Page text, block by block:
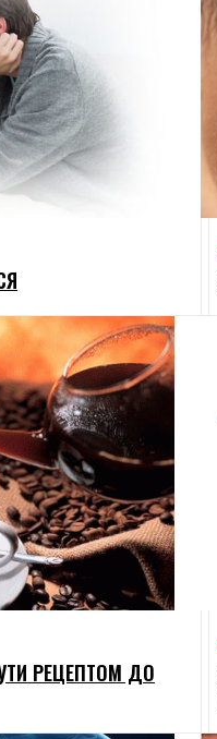
РЕЦЕПТОМ ДО